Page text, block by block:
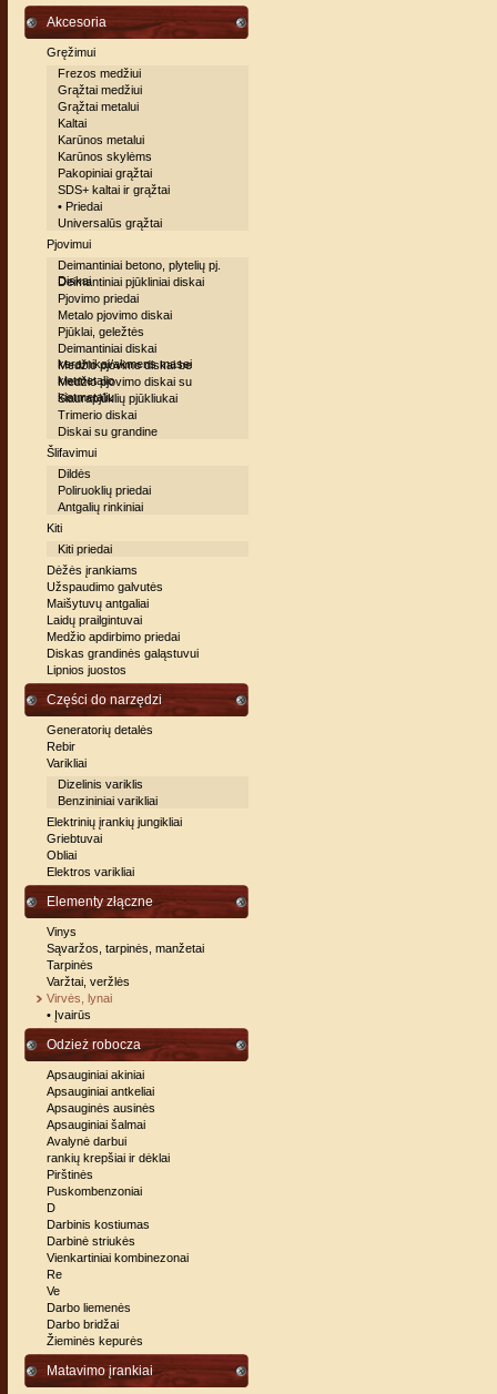
Akcesoria
Gręžimui
Frezos medžiui
Grąžtai medžiui
Grąžtai metalui
Kaltai
Karūnos metalui
Karūnos skylėms
Pakopiniai grąžtai
SDS+ kaltai ir grąžtai
• Priedai
Universalūs grąžtai
Pjovimui
Deimantiniai betono, plytelių pj.
Diskai
Deimantiniai pjūkliniai diskai
Pjovimo priedai
Metalo pjovimo diskai
Pjūklai, geležtės
Deimantiniai diskai
keramikai/akmens masei
Medžio pjovimo diskai be
kietmetalio
Medžio pjovimo diskai su
kietmetaliu
Siaurapjūklių pjūkliukai
Trimerio diskai
Diskai su grandine
Šlifavimui
Dildės
Poliruoklių priedai
Antgalių rinkiniai
Kiti
Kiti priedai
Dėžės įrankiams
Užspaudimo galvutės
Maišytuvų antgaliai
Laidų prailgintuvai
Medžio apdirbimo priedai
Diskas grandinės galąstuvui
Lipnios juostos
Części do narzędzi
Generatorių detalės
Rebir
Varikliai
Dizelinis variklis
Benzininiai varikliai
Elektrinių įrankių jungikliai
Griebtuvai
Obliai
Elektros varikliai
Elementy złączne
Vinys
Sąvaržos, tarpinės, manžetai
Tarpinės
Varžtai, veržlės
Virvės, lynai
• Įvairūs
Odzież robocza
Apsauginiai akiniai
Apsauginiai antkeliai
Apsauginės ausinės
Apsauginiai šalmai
Avalynė darbui
rankių krepšiai ir dėklai
Pirštinės
Puskombenzoniai
D
Darbinis kostiumas
Darbinė striukės
Vienkartiniai kombinezonai
Re
Ve
Darbo liemenės
Darbo bridžai
Žieminės kepurės
Matavimo įrankiai